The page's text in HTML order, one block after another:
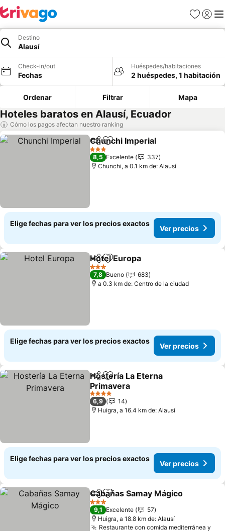
Favoritos
Iniciar
Destino
Alausí
Check-in/out
Fechas
Huéspedes/habitaciones
2 huéspedes, 1 habitación
Ordenar Filtrar Mapa
Hoteles baratos en Alausí, Ecuador
Cómo los pagos afectan nuestro ranking
CompartirAgregar a favoritos
Chunchi Imperial
3 Estrellas
8,5 Excelente
337
Chunchi, a 0.1 km de: Alausí
Elige fechas para ver los precios exactos
Ver precios
CompartirAgregar a favoritos
Hotel Europa
3 Estrellas
7,8 Bueno
683
a 0.3 km de: Centro de la ciudad
Elige fechas para ver los precios exactos
Ver precios
CompartirAgregar a favoritos
Hostería La Eterna
Primavera
Ver precios
4 Estrellas
6,9
14
Huigra, a 16.4 km de: Alausí
Elige fechas para ver los precios exactos
Ver precios
CompartirAgregar a favoritos
Cabañas Samay Mágico
3 Estrellas
9,1 Excelente
57
Huigra, a 18.8 km de: Alausí
Restaurante con comida mediterránea y